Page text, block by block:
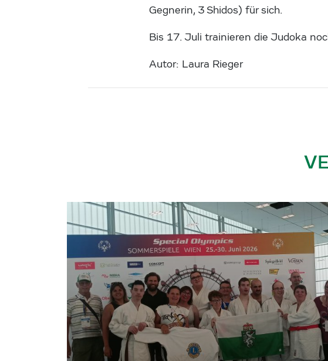
Gegnerin, 3 Shidos) für sich.
Bis 17. Juli trainieren die Judoka
Autor: Laura Rieger